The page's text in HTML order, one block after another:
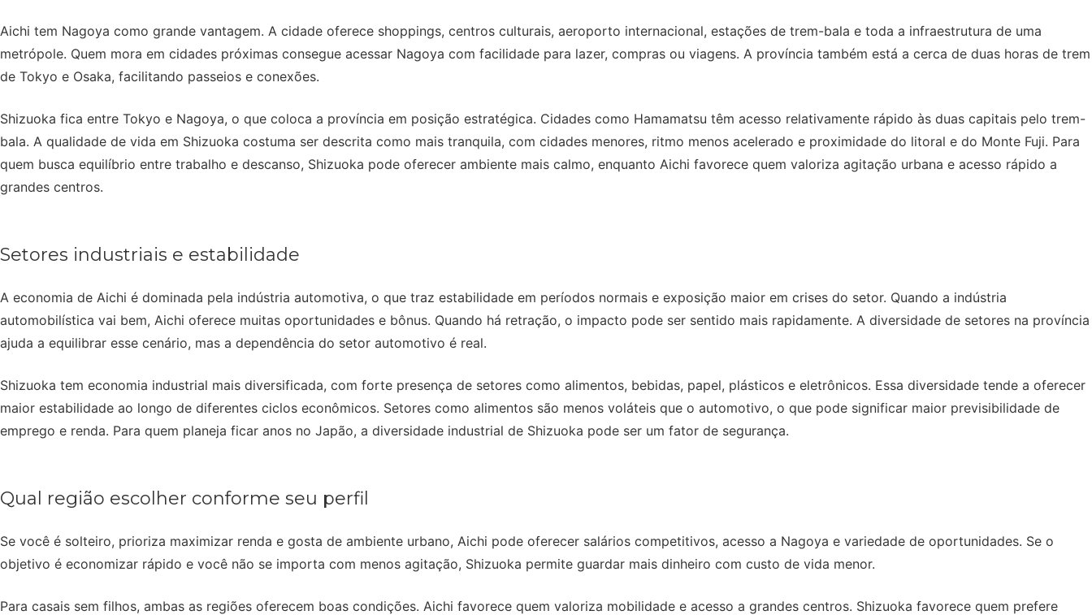
Aichi tem Nagoya como grande vantagem. A cidade oferece shoppings, centros culturais, aeroporto internacional, estações de trem-bala e toda a infraestrutura de uma
metrópole. Quem mora em cidades próximas consegue acessar Nagoya com facilidade para lazer, compras ou viagens. A província também está a cerca de duas horas de trem
de Tokyo e Osaka, facilitando passeios e conexões.
Shizuoka fica entre Tokyo e Nagoya, o que coloca a província em posição estratégica. Cidades como Hamamatsu têm acesso relativamente rápido às duas capitais pelo trem-
bala. A qualidade de vida em Shizuoka costuma ser descrita como mais tranquila, com cidades menores, ritmo menos acelerado e proximidade do litoral e do Monte Fuji. Para
quem busca equilíbrio entre trabalho e descanso, Shizuoka pode oferecer ambiente mais calmo, enquanto Aichi favorece quem valoriza agitação urbana e acesso rápido a
grandes centros.
Setores industriais e estabilidade
A economia de Aichi é dominada pela indústria automotiva, o que traz estabilidade em períodos normais e exposição maior em crises do setor. Quando a indústria
automobilística vai bem, Aichi oferece muitas oportunidades e bônus. Quando há retração, o impacto pode ser sentido mais rapidamente. A diversidade de setores na província
ajuda a equilibrar esse cenário, mas a dependência do setor automotivo é real.
Shizuoka tem economia industrial mais diversificada, com forte presença de setores como alimentos, bebidas, papel, plásticos e eletrônicos. Essa diversidade tende a oferecer
maior estabilidade ao longo de diferentes ciclos econômicos. Setores como alimentos são menos voláteis que o automotivo, o que pode significar maior previsibilidade de
emprego e renda. Para quem planeja ficar anos no Japão, a diversidade industrial de Shizuoka pode ser um fator de segurança.
Qual região escolher conforme seu perfil
Se você é solteiro, prioriza maximizar renda e gosta de ambiente urbano, Aichi pode oferecer salários competitivos, acesso a Nagoya e variedade de oportunidades. Se o
objetivo é economizar rápido e você não se importa com menos agitação, Shizuoka permite guardar mais dinheiro com custo de vida menor.
Para casais sem filhos, ambas as regiões oferecem boas condições. Aichi favorece quem valoriza mobilidade e acesso a grandes centros. Shizuoka favorece quem prefere